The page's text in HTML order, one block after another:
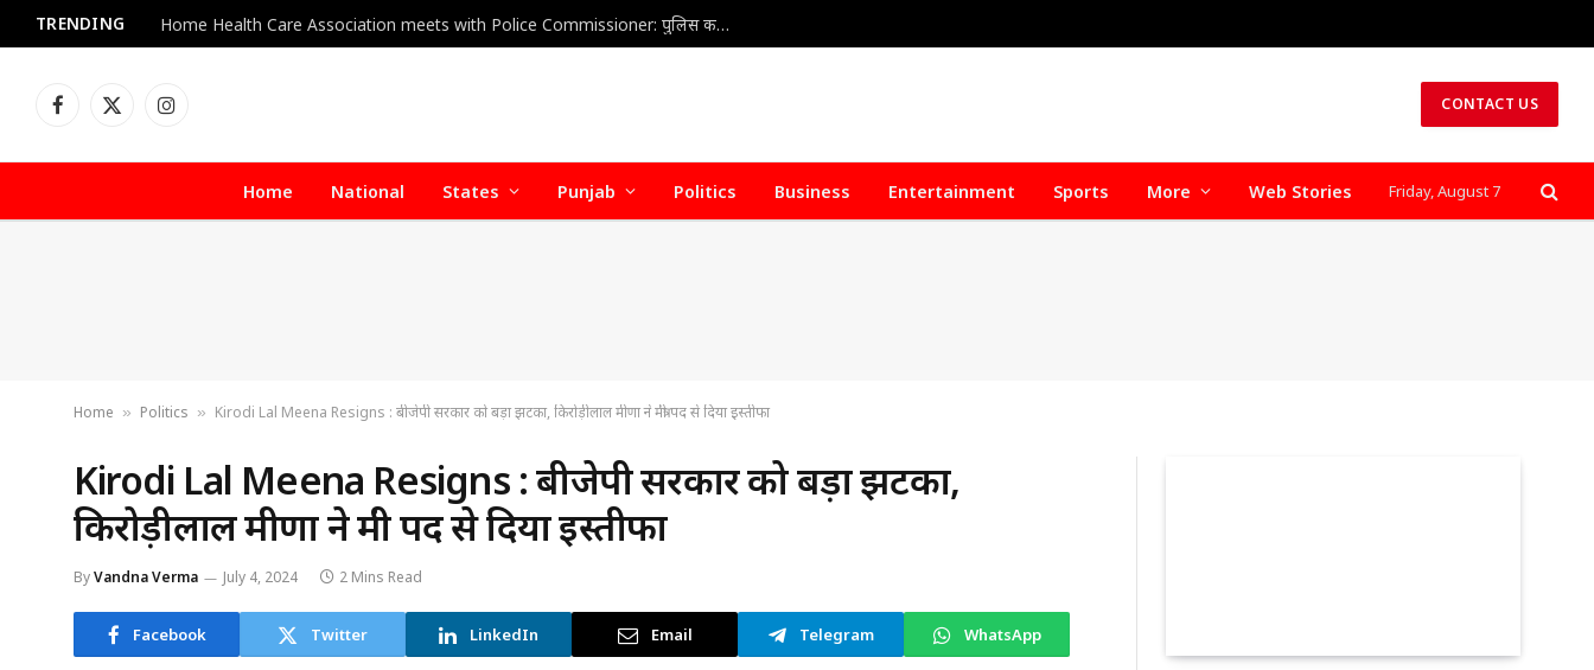
TRENDING Home Health Care Association meets with Police Commissioner: पुलिस कमिश्नर से होम हेल्थ केयर वेलफेयर एसोसिएशन की अहम बैठक, डिफॉल्टर होम हेल्थ केयर एजेंसियों पर जल्द हो सकती है सख्त कार्रवाई
Facebook
X
Instagram CONTACT US
Home National States Punjab Politics Business Entertainment Sports More Web Stories Friday, August 7
Home » Politics » Kirodi Lal Meena Resigns : बीजेपी सरकार को बड़ा झटका, किरोड़ीलाल मीणा ने मंत्री पद से दिया इस्तीफा
Kirodi Lal Meena Resigns : बीजेपी सरकार को बड़ा झटका,
किरोड़ीलाल मीणा ने मंत्री पद से दिया इस्तीफा
ByVandna Verma July 4, 2024 2 Mins Read
Facebook Twitter LinkedIn Email Telegram WhatsApp